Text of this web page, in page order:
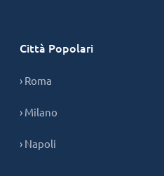
Città Popolari
› Roma
› Milano
› Napoli